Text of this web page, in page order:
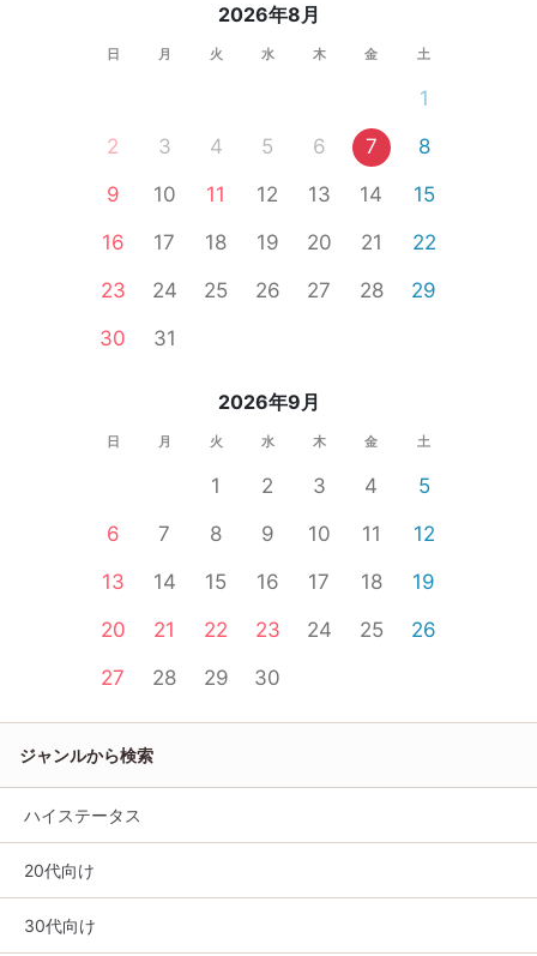
2026年8月
日 月 火 水 木 金 土
1
2
3 4 5 6 7
8
9
10 11 12 13 14
15
16
17 18 19 20 21
22
23
24 25 26 27 28
29
30
31
2026年9月
日 月 火 水 木 金 土
1 2 3 4
5
6
7 8 9 10 11
12
13
14 15 16 17 18
19
20
21 22 23 24 25
26
27
28 29 30
ジャンルから検索
ハイステータス
20代向け
30代向け